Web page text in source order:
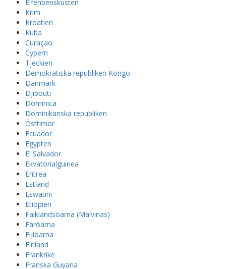
Elfenbenskusten
Krim
Kroatien
Kuba
Curaçao
Cypern
Tjeckien
Demokratiska republiken Kongo
Danmark
Djibouti
Dominica
Dominikanska republiken
Östtimor
Ecuador
Egypten
El Salvador
Ekvatorialguinea
Eritrea
Estland
Eswatini
Etiopien
Falklandsöarna (Malvinas)
Färöarna
Fijiöarna
Finland
Frankrike
Franska Guyana